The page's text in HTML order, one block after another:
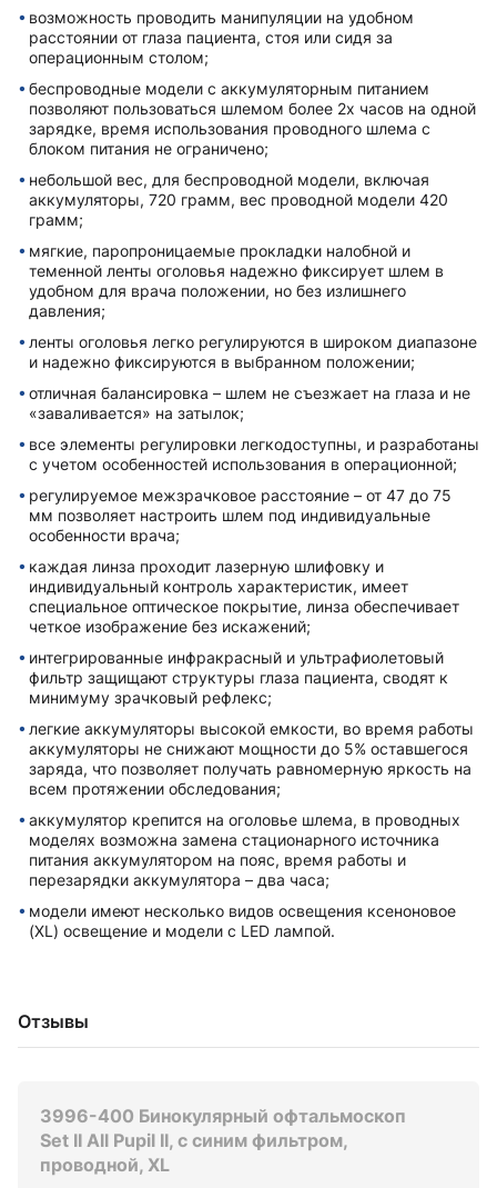
возможность проводить манипуляции на удобном
расстоянии от глаза пациента, стоя или сидя за
операционным столом;
беспроводные модели с аккумуляторным питанием
позволяют пользоваться шлемом более 2х часов на одной
зарядке, время использования проводного шлема с
блоком питания не ограничено;
небольшой вес, для беспроводной модели, включая
аккумуляторы, 720 грамм, вес проводной модели 420
грамм;
мягкие, паропроницаемые прокладки налобной и
теменной ленты оголовья надежно фиксирует шлем в
удобном для врача положении, но без излишнего
давления;
ленты оголовья легко регулируются в широком диапазоне
и надежно фиксируются в выбранном положении;
отличная балансировка – шлем не съезжает на глаза и не
«заваливается» на затылок;
все элементы регулировки легкодоступны, и разработаны
с учетом особенностей использования в операционной;
регулируемое межзрачковое расстояние – от 47 до 75
мм позволяет настроить шлем под индивидуальные
особенности врача;
каждая линза проходит лазерную шлифовку и
индивидуальный контроль характеристик, имеет
специальное оптическое покрытие, линза обеспечивает
четкое изображение без искажений;
интегрированные инфракрасный и ультрафиолетовый
фильтр защищают структуры глаза пациента, сводят к
минимуму зрачковый рефлекс;
легкие аккумуляторы высокой емкости, во время работы
аккумуляторы не снижают мощности до 5% оставшегося
заряда, что позволяет получать равномерную яркость на
всем протяжении обследования;
аккумулятор крепится на оголовье шлема, в проводных
моделях возможна замена стационарного источника
питания аккумулятором на пояс, время работы и
перезарядки аккумулятора – два часа;
модели имеют несколько видов освещения ксеноновое
(XL) освещение и модели с LED лампой.
Отзывы
3996-400 Бинокулярный офтальмоскоп
Set II All Pupil II, с синим фильтром,
проводной, XL